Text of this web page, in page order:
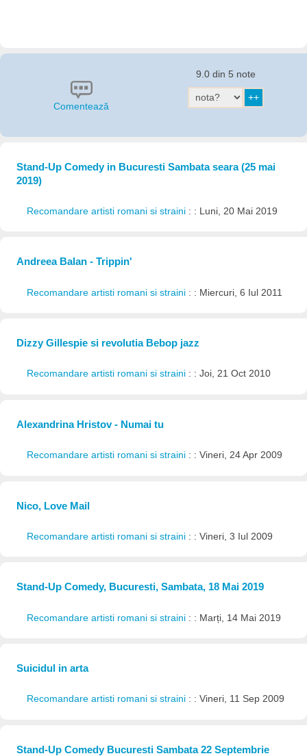
Comentează
9.0 din 5 note
Stand-Up Comedy in Bucuresti Sambata seara (25 mai
2019)
Recomandare artisti romani si straini : : Luni, 20 Mai 2019
Andreea Balan - Trippin'
Recomandare artisti romani si straini : : Miercuri, 6 Iul 2011
Dizzy Gillespie si revolutia Bebop jazz
Recomandare artisti romani si straini : : Joi, 21 Oct 2010
Alexandrina Hristov - Numai tu
Recomandare artisti romani si straini : : Vineri, 24 Apr 2009
Nico, Love Mail
Recomandare artisti romani si straini : : Vineri, 3 Iul 2009
Stand-Up Comedy, Bucuresti, Sambata, 18 Mai 2019
Recomandare artisti romani si straini : : Marți, 14 Mai 2019
Suicidul in arta
Recomandare artisti romani si straini : : Vineri, 11 Sep 2009
Stand-Up Comedy Bucuresti Sambata 22 Septembrie